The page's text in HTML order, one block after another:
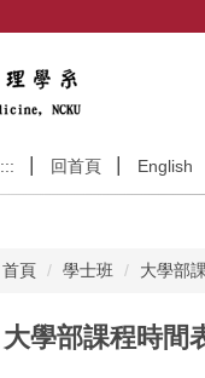
::: 回首頁 English
首頁 學士班 大學部
大學部課程時間